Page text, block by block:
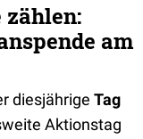
zählen:
am
diesjährige Tag
Aktionstag